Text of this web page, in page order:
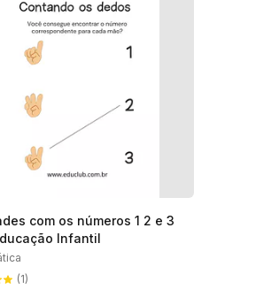
com os números 1 2 e 3
Infantil
(1)